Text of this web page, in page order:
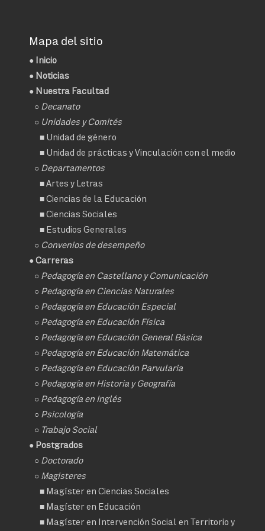
Mapa del sitio
● Inicio
● Noticias
● Nuestra Facultad
○ Decanato
○ Unidades y Comités
■ Unidad de género
■ Unidad de prácticas y Vinculación con el medio
○ Departamentos
■Artes y Letras
■Ciencias de la Educación
■Ciencias Sociales
■ Estudios Generales
○ Convenios de desempeño
● Carreras
○ Pedagogía en Castellano y Comunicación
○ Pedagogía en Ciencias Naturales
○ Pedagogía en Educación Especial
○ Pedagogía en Educación Física
○ Pedagogía en Educación General Básica
○ Pedagogía en Educación Matemática
○ Pedagogía en Educación Parvularia
○ Pedagogía en Historia y Geografía
○ Pedagogía en Inglés
○ Psicología
○ Trabajo Social
● Postgrados
○ Doctorado
○ Magisteres
■ Magíster en Ciencias Sociales
■ Magíster en Educación
■ Magíster en Intervención Social en Territorio y